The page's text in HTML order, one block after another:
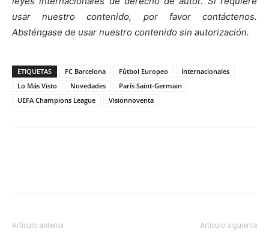
usar nuestro contenido, por favor contáctenos.
Absténgase de usar nuestro contenido sin autorización.
ETIQUETAS FC Barcelona Fútbol Europeo
Internacionales
Lo Más Visto
Novedades
París Saint-Germain
UEFA Champions League
Visionnoventa
Artículo anterior Artículo siguiente